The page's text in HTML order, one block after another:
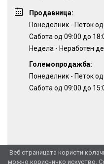
Веб страницата користи
можно корисничко искуство.
Продавница:
Понеделник - Петок
Сабота од 09:00 до
Недела - Неработен
Големопродажба:
Понеделник - Петок
Сабота од 09:00 до